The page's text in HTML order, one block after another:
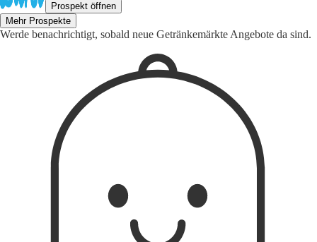
Prospekt öffnen
Mehr Prospekte
Werde benachrichtigt, sobald neue Getränkemärkte Angebote da sind.